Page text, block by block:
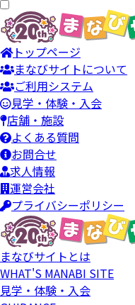
トップページ
まなびサイトについて
ご利用システム
見学・体験・入会
店舗・施設
よくある質問
お問合せ
求人情報
運営会社
プライバシーポリシー
まなびサイトとは
WHAT'S MANABI SITE
見学・体験・入会